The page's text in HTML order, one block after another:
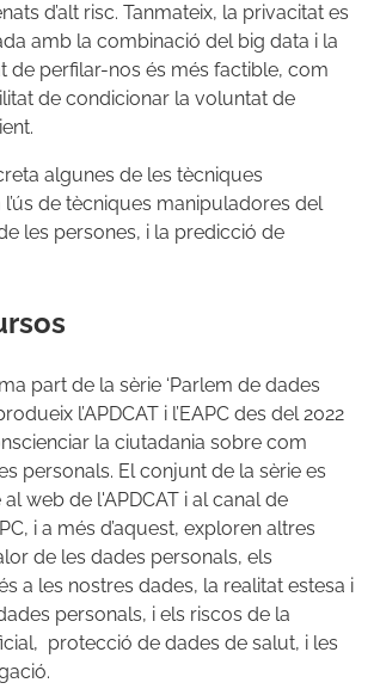
d’alt risc. Tanmateix, la privacitat es
amb la combinació del big data i la
de perfilar-nos és més factible, com
de condicionar la voluntat de
algunes de les tècniques
de tècniques manipuladores del
les persones, i la predicció de
part de la sèrie ‘Parlem de dades
l’APDCAT i l’EAPC des del 2022
la ciutadania sobre com
personals. El conjunt de la sèrie es
web de l'APDCAT i al canal de
i a més d’aquest, exploren altres
de les dades personals, els
a les nostres dades, la realitat estesa i
personals, i els riscos de la
protecció de dades de salut, i les